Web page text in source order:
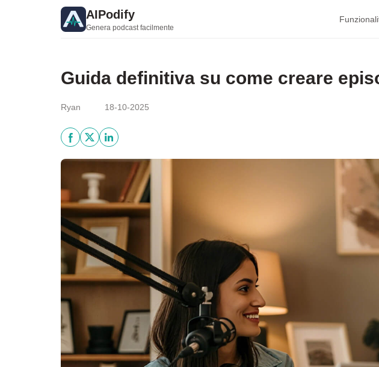
AIPodify
Genera podcast facilmente
Guida definitiva su come creare
Ryan 18-10-2025